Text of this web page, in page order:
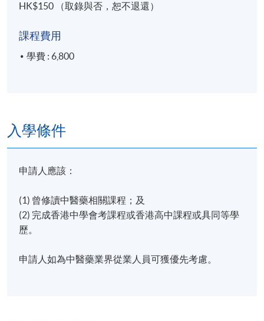
完成課程後，學生應能夠：
一. 述說中國茶療的概念和特點；
二. 說明茶樹、茶葉、茶療用茶的製作；
四. 識別各大茶類的治療與養生功效；及
現時接受報名
日期 / 時間
HK$150 （取錄與否，恕不退還）
課程費用
學費 : 6,800
入學條件
申請人應該：
(1) 曾修讀中醫藥相關課程；及
(2) 完成香港中學會考課程或香港高中課程或具同等學
歷。
申請人如為中醫藥業界從業人員可獲優先考慮。